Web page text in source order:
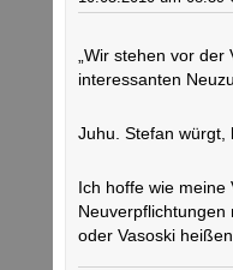
„Wir stehen vor
interessanten
Juhu. Stefan würgt,
Ich hoffe wie meine
Neuverpflichtungen
oder Vasoski heißen.